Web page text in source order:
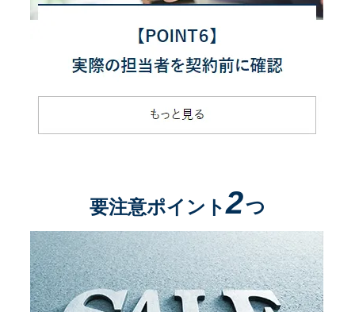
要注意ポイント2つ